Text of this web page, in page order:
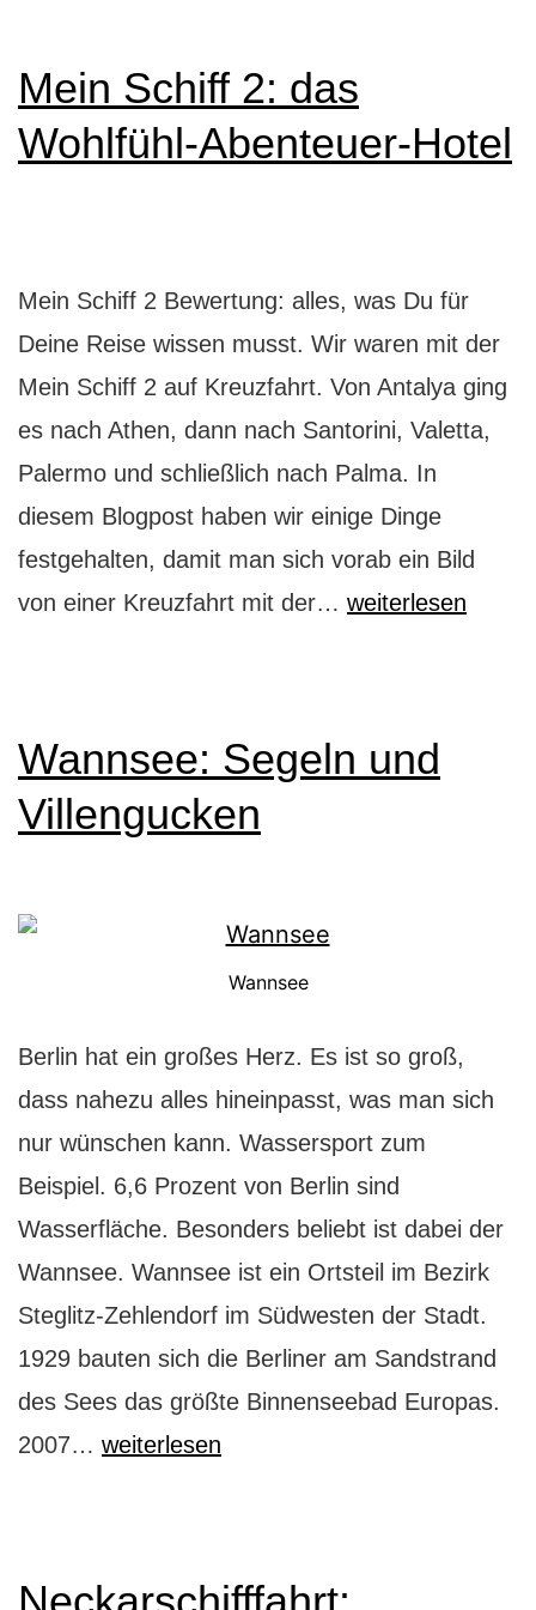
Mein Schiff 2: das
Wohlfühl-Abenteuer-Hotel
Mein Schiff 2 Bewertung: alles, was Du für
Deine Reise wissen musst. Wir waren mit der
Mein Schiff 2 auf Kreuzfahrt. Von Antalya ging
es nach Athen, dann nach Santorini, Valetta,
Palermo und schließlich nach Palma. In
diesem Blogpost haben wir einige Dinge
festgehalten, damit man sich vorab ein Bild
von einer Kreuzfahrt mit der… Mein
Wohlfühl-
weiterlesen
Wannsee: Segeln und
Villengucken
Wannsee
Berlin hat ein großes Herz. Es ist so groß,
dass nahezu alles hineinpasst, was man sich
nur wünschen kann. Wassersport zum
Beispiel. 6,6 Prozent von Berlin sind
Wasserfläche. Besonders beliebt ist dabei der
Wannsee. Wannsee ist ein Ortsteil im Bezirk
Steglitz-Zehlendorf im Südwesten der Stadt.
1929 bauten sich die Berliner am Sandstrand
des Sees das größte Binnenseebad Europas.
2007… Wannsee:
weiterlesen